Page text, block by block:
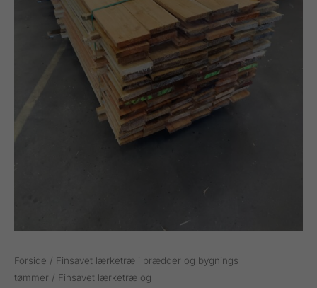
Forside / Finsavet lærketræ i brædder og bygnings
tømmer / Finsavet lærketræ og